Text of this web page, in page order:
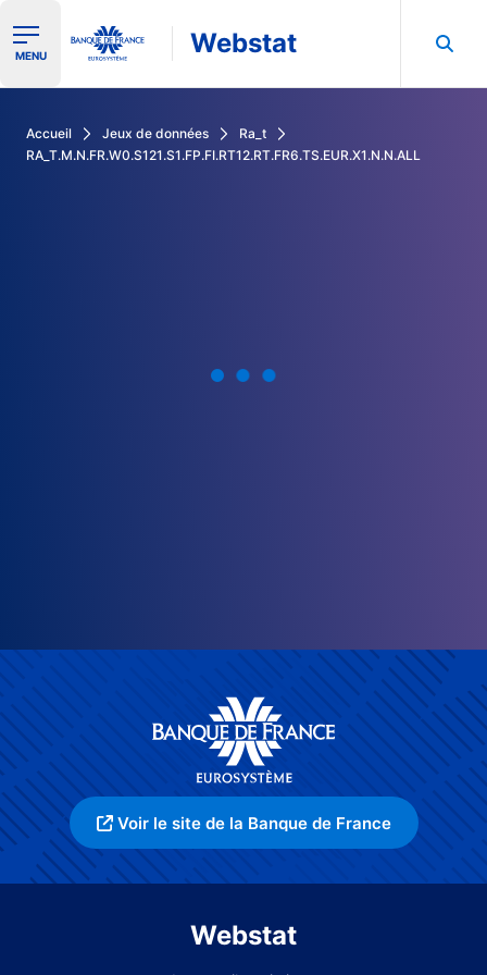
Ouvrir le menu de navigation
MENU Webstat
Accueil Jeux de données
Ra_t
RA_T.M.N.FR.W0.S121.S1.FP.FI.RT12.RT.FR6.TS.EUR.X1.N.N.ALL
Voir le site de la Banque de France
Webstat